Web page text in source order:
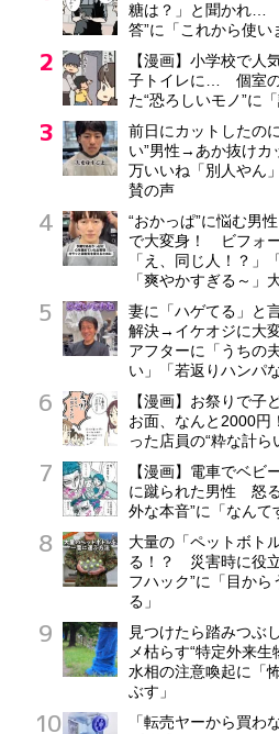
糖は？」と聞かれ…
答”に「これから使い
【漫画】小学校で人
子トイレに… 個室の
た“恐ろしいモノ”に「
前日にカットしたの
い”男性→あか抜け
万いいね「別人やん
賛の声
“おかっぱ”に悩む男
で大変身！ ビフォ
「え、同じ人！？」
「爽やかすぎる～」
妻に「ハゲてる」と
解決→イケオジに大
アフターに「うちの
い」「若返りハンパな
【漫画】お祭りで子
お面、なんと2000
った店員の“粋な計ら
【漫画】電車でベビ
に蹴られた男性 怒
外な本音”に「なんて
大量の「ペットボト
る！？ 災害時に役
フハック”に「目か
る」
見つけたら踏みつぶ
メ枯らす“特定外来
水相の注意喚起に「
ぶす」
「転売ヤーから買わ